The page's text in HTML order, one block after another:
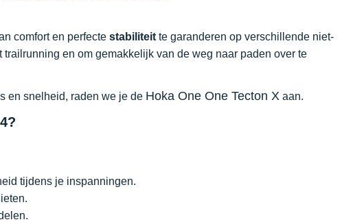
comfort en perfecte stabiliteit te garanderen op verschillende niet-
en om gemakkelijk van de weg naar paden over te
en snelheid, raden we je de Hoka One One Tecton X aan.
tijdens je inspanningen.